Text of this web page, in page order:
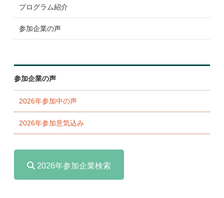
プログラム紹介
参加企業の声
参加企業の声
2026年参加中の声
2026年参加意気込み
2026年参加企業検索